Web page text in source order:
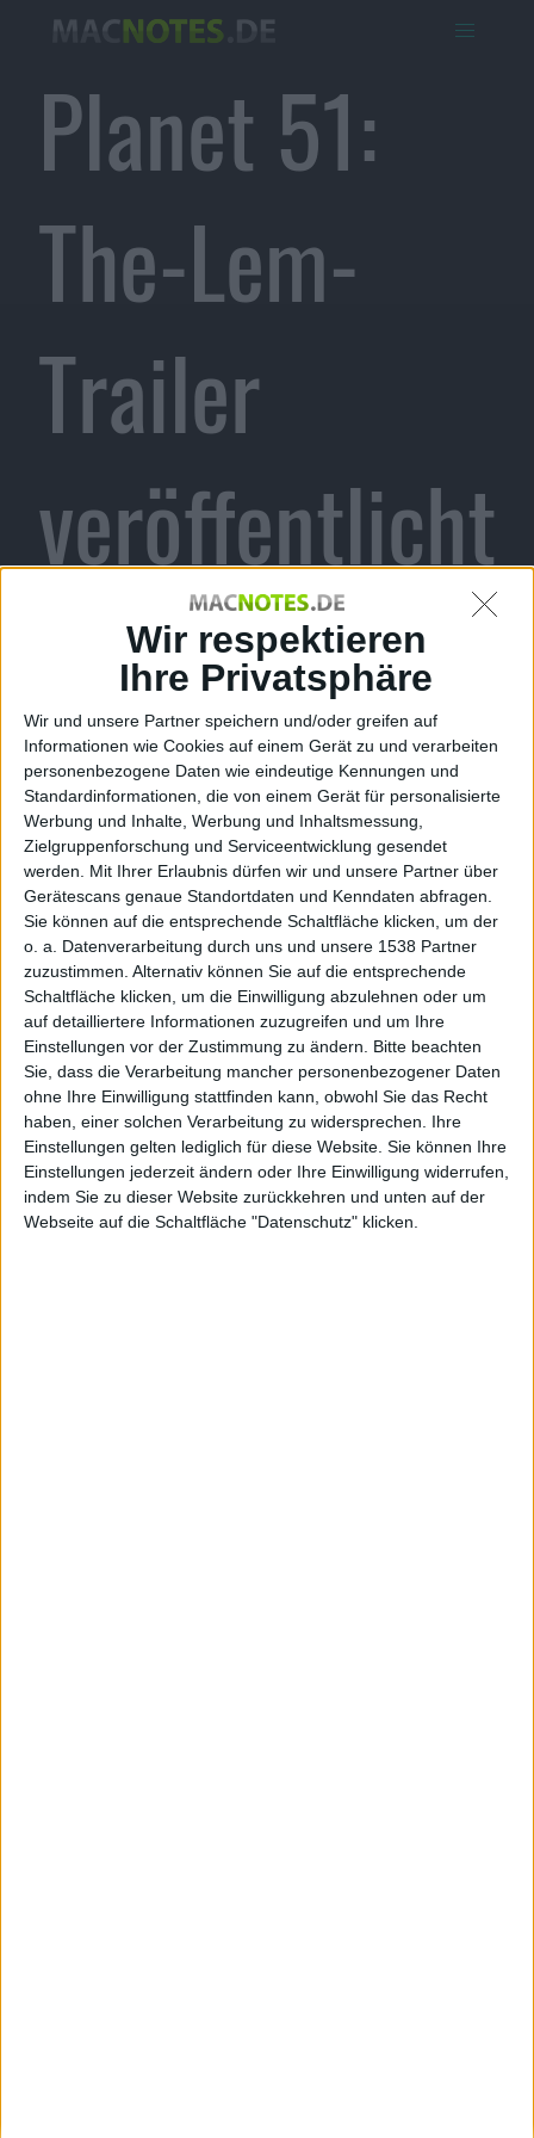
Wir respektieren
Ihre Privatsphäre
Wir und unsere Partner speichern und/oder greifen auf
Informationen wie Cookies auf einem Gerät zu und verarbeiten
personenbezogene Daten wie eindeutige Kennungen und
Standardinformationen, die von einem Gerät für personalisierte
Werbung und Inhalte, Werbung und Inhaltsmessung,
Zielgruppenforschung und Serviceentwicklung gesendet
werden. Mit Ihrer Erlaubnis dürfen wir und unsere Partner über
Gerätescans genaue Standortdaten und Kenndaten abfragen.
Sie können auf die entsprechende Schaltfläche klicken, um der
o. a. Datenverarbeitung durch uns und unsere 1538 Partner
zuzustimmen. Alternativ können Sie auf die entsprechende
Schaltfläche klicken, um die Einwilligung abzulehnen oder um
auf detailliertere Informationen zuzugreifen und um Ihre
Einstellungen vor der Zustimmung zu ändern. Bitte beachten
Sie, dass die Verarbeitung mancher personenbezogener Daten
ohne Ihre Einwilligung stattfinden kann, obwohl Sie das Recht
haben, einer solchen Verarbeitung zu widersprechen. Ihre
Einstellungen gelten lediglich für diese Website. Sie können Ihre
Einstellungen jederzeit ändern oder Ihre Einwilligung widerrufen,
indem Sie zu dieser Website zurückkehren und unten auf der
Webseite auf die Schaltfläche "Datenschutz" klicken.
Planet 51:
The-Lem-
Trailer
veröffentlicht
Alexander Trust, den 16. Oktober 2009
News
SEGA wird zum kommenden Animationsfilm Planet 51
Franchise-Videospiele herausgeben – nun
veröffentlichte man einen neuen Trailer zum Spiel.
Der Trailer mit dem Untertitel „The Lem“ präsentiert den
außerirdischen Teenager-Protagonisten des Films und
der Spiele. Dabei mixt SEGA immer wieder echte
Filmsequenzen mit in-game Footage aus Spielen
unterschiedlicher Plattformen.
Schon zu Beginn des Jahres waren erste Meldungen